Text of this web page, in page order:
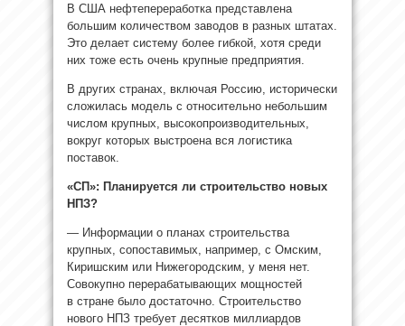
В США нефтепереработка представлена
большим количеством заводов в разных штатах.
Это делает систему более гибкой, хотя среди
них тоже есть очень крупные предприятия.
В других странах, включая Россию, исторически
сложилась модель с относительно небольшим
числом крупных, высокопроизводительных,
вокруг которых выстроена вся логистика
поставок.
«СП»: Планируется ли строительство новых
НПЗ?
— Информации о планах строительства
крупных, сопоставимых, например, с Омским,
Киришским или Нижегородским, у меня нет.
Совокупно перерабатывающих мощностей
в стране было достаточно. Строительство
нового НПЗ требует десятков миллиардов